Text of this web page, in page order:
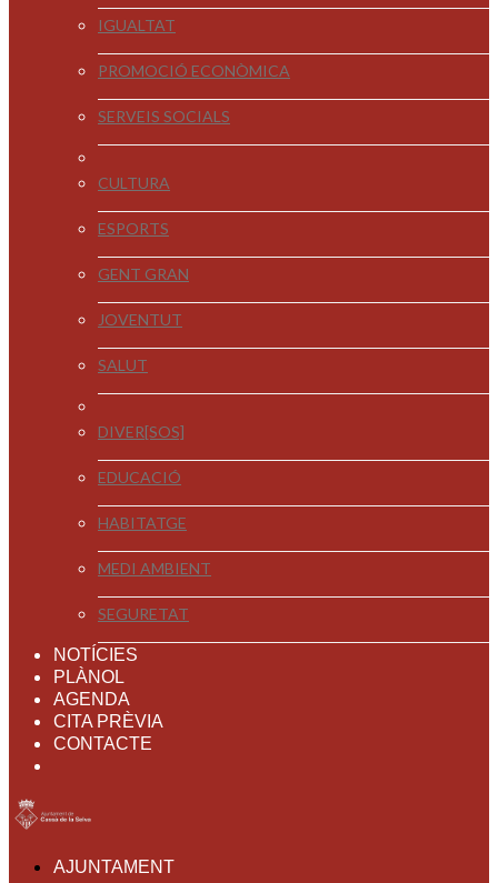
IGUALTAT
PROMOCIÓ ECONÒMICA
SERVEIS SOCIALS
CULTURA
ESPORTS
GENT GRAN
JOVENTUT
SALUT
DIVER[SOS]
EDUCACIÓ
HABITATGE
MEDI AMBIENT
SEGURETAT
NOTÍCIES
PLÀNOL
AGENDA
CITA PRÈVIA
CONTACTE
AJUNTAMENT